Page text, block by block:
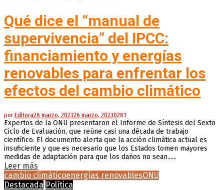
Qué dice el “manual de
supervivencia” del IPCC:
financiamiento y energías
renovables para enfrentar los
efectos del cambio climático
porEditora26 marzo, 202326 marzo, 20230281
Expertos de la ONU presentaron el Informe de Síntesis del Sexto
Ciclo de Evaluación, que reúne casi una década de trabajo
científico. El documento alerta que la acción climática actual es
insuficiente y que es necesario que los Estados tomen mayores
medidas de adaptación para que los daños no sean......
Leer más
cambio climáticoenergías renovablesONU
Destacada Política